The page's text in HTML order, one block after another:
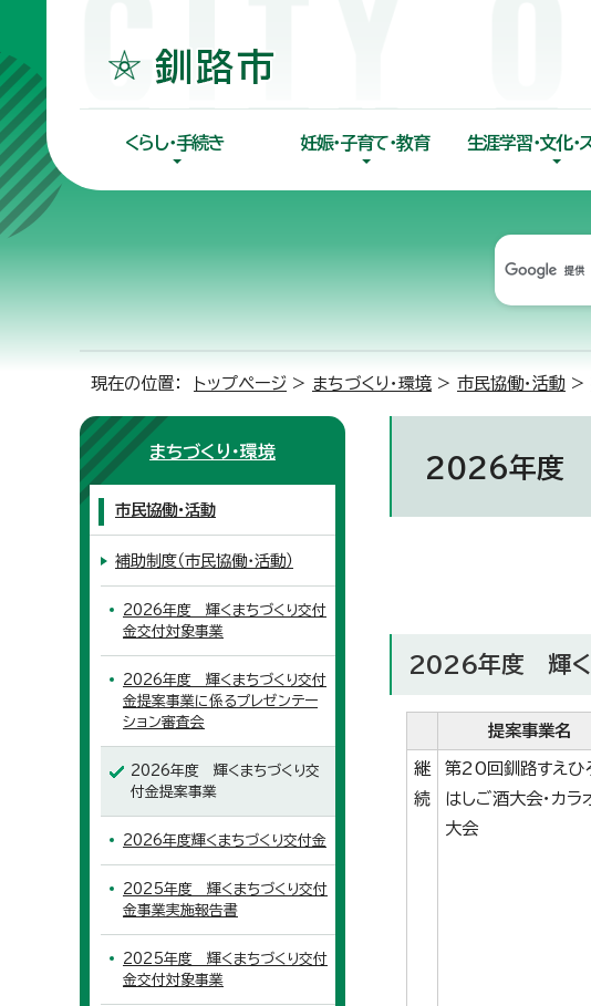
くらし・手続き 妊娠・子育て・教育 生涯学習・文化・
現在の位置： トップページ > まちづくり・環境 > 市民協働・活動 >
2026年度
2026年度 輝く
提案事業名
継
続
第20回釧路すえひ
はしご酒大会・カラ
大会
まちづくり・環境
市民協働・活動
補助制度（市民協働・活動）
2026年度 輝くまちづくり交付
金交付対象事業
2026年度 輝くまちづくり交付
金提案事業に係るプレゼンテー
ション審査会
2026年度 輝くまちづくり交
付金提案事業
2026年度輝くまちづくり交付金
2025年度 輝くまちづくり交付
金事業実施報告書
2025年度 輝くまちづくり交付
金交付対象事業